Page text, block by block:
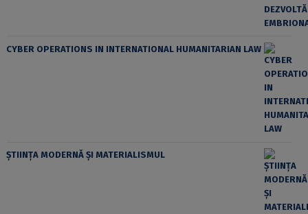
CYBER OPERATIONS IN INTERNATIONAL HUMANITARIAN LAW
ȘTIINȚA MODERNĂ ȘI MATERIALISMUL